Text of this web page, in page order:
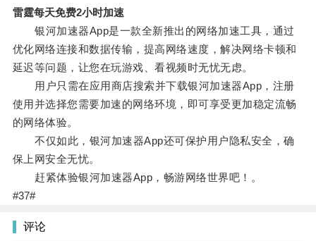
雷霆每天免费2小时加速
银河加速器App是一款全新推出的网络加速工具，通过
优化网络连接和数据传输，提高网络速度，解决网络卡顿和
延迟等问题，让您在玩游戏、看视频时无忧无虑。
用户只需在应用商店搜索并下载银河加速器App，注册
使用并选择您需要加速的网络环境，即可享受更加稳定流畅
的网络体验。
不仅如此，银河加速器App还可保护用户隐私安全，确
保上网安全无忧。
赶紧体验银河加速器App，畅游网络世界吧！。
#37#
评论